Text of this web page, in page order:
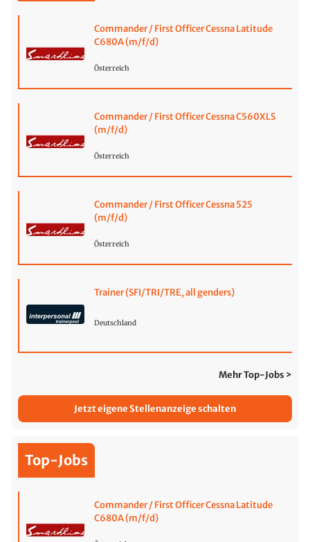
Commander / First Officer Cessna Latitude
C680A (m/f/d)
Österreich
Commander / First Officer Cessna C560XLS
(m/f/d)
Österreich
Commander / First Officer Cessna 525
(m/f/d)
Österreich
Trainer (SFI/TRI/TRE, all genders)
Deutschland
Mehr Top-Jobs >
Jetzt eigene Stellenanzeige schalten
Top-Jobs
Commander / First Officer Cessna Latitude
C680A (m/f/d)